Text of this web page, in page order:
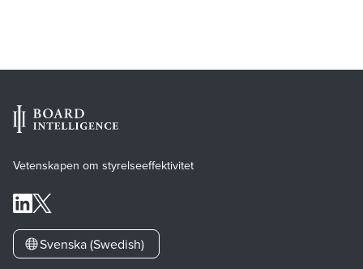
Vetenskapen om styrelseeffektivitet
Svenska (Swedish)